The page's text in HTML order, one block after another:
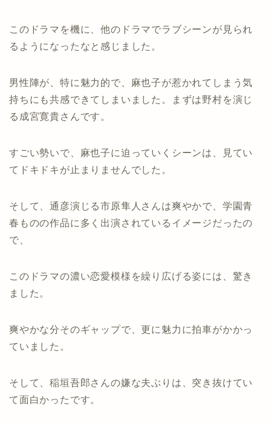
このドラマを機に、他のドラマでラブシーンが見られ
るようになったなと感じました。
男性陣が、特に魅力的で、麻也子が惹かれてしまう気
持ちにも共感できてしまいました。まずは野村を演じ
る成宮寛貴さんです。
すごい勢いで、麻也子に迫っていくシーンは、見てい
てドキドキが止まりませんでした。
そして、通彦演じる市原隼人さんは爽やかで、学園青
春ものの作品に多く出演されているイメージだったの
で、
このドラマの濃い恋愛模様を繰り広げる姿には、驚き
ました。
爽やかな分そのギャップで、更に魅力に拍車がかかっ
ていました。
そして、稲垣吾郎さんの嫌な夫ぶりは、突き抜けてい
て面白かったです。